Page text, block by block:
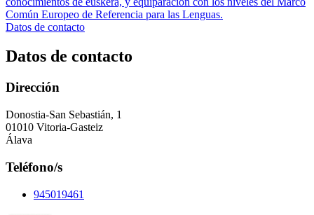
Común Europeo de Referencia para las Lenguas.
Datos de contacto
Datos de contacto
Dirección
Donostia-San Sebastián, 1
01010 Vitoria-Gasteiz
Álava
Teléfono/s
945019461